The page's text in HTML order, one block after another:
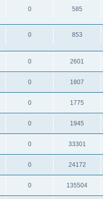
0 585
0 853
0 2601
0 1807
0 1775
0 1945
0 33301
0 24172
0 135504